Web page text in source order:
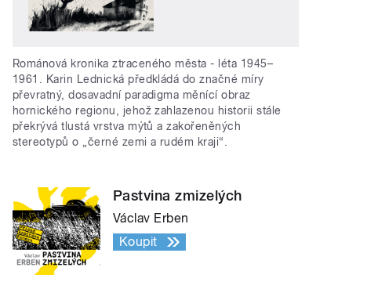
Románová kronika ztraceného města - léta 1945–
1961. Karin Lednická předkládá do značné míry
převratný, dosavadní paradigma měnící obraz
hornického regionu, jehož zahlazenou historii stále
překrývá tlustá vrstva mýtů a zakořeněných
stereotypů o „černé zemi a rudém kraji“.
Pastvina zmizelých
Václav Erben
Koupit